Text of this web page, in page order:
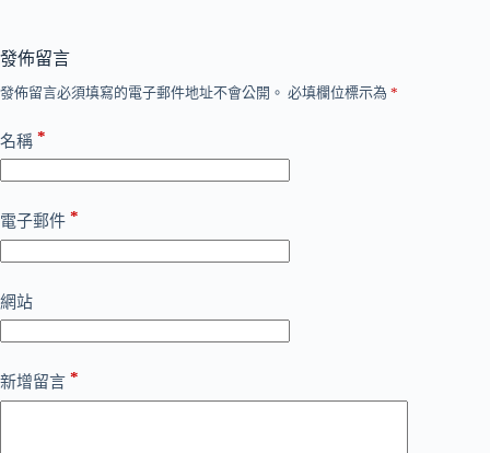
發佈留言
發佈留言必須填寫的電子郵件地址不會公開。 必填欄位標示為 *
名稱 *
電子郵件 *
網站
新增留言 *